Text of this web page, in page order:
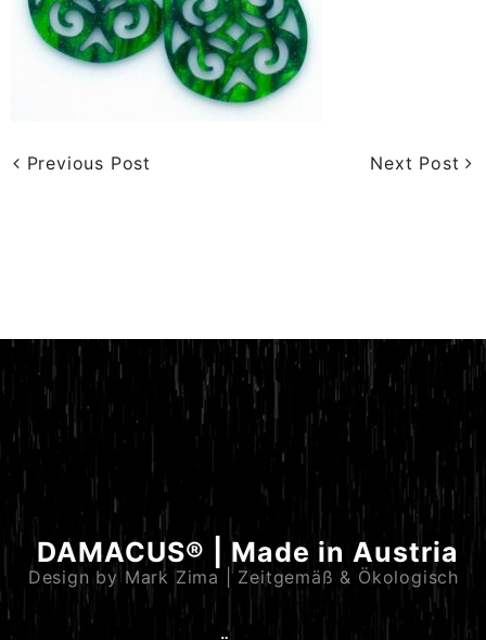
Previous Post Next Post
DAMACUS® | Made in Austria
Design by Mark Zima | Zeitgemäß & Ökologisch